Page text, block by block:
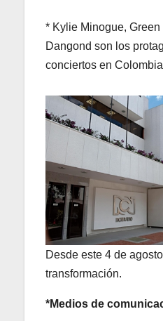
* Kylie Minogue,
Dangond son los
conciertos en
Desde este 4 de
transformación.
*Medios de